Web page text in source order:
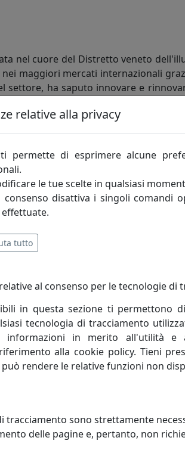
nel cuore del Distretto veneto
maggiori mercati internazionali
settore, ha saputo innovare e
altamente specializzate nelle
spinto Metal Lux a dar vita ad un
all'abitativo di alto livello. Nuovi
e attrezzature di ultima
di operatività e presenza nei
a prezzi competitivi e in tempi
A 6 LUCI ASTRO
FOGLIA RAME
relative alla privacy
permette di esprimere alcune
le tue scelte in qualsiasi
disattiva i singoli comandi
tutto
al consenso per le tecnologie di
in questa sezione ti permettono
tecnologia di tracciamento
informazioni in merito all'utilità
alla cookie policy. Tieni
rendere le relative funzioni non
tracciamento sono strettamente
delle pagine e, pertanto, non